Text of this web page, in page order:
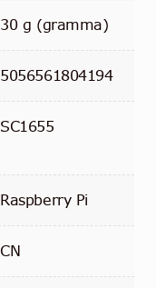
30 g (gramma)
5056561804194
SC1655
Raspberry Pi
CN